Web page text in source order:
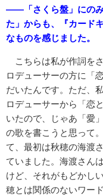
――「さくら盤」にのみ
た」からも、『カード
なものを感じました。
こちらは私が作詞を
ロデューサーの方に「
だいたんです。ただ、
ロデューサーから「恋
いたので、じゃあ「愛
の歌を書こうと思って
て、最初は秋穂の海渡
ていました。海渡さん
けど、それがもどかし
穂とは関係のないワー